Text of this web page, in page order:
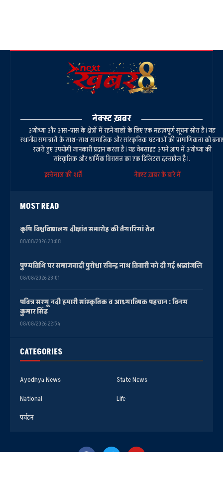
CATEGORIES
Ayodhya News
State News
National
Life
पर्यटन
नेक्स्ट ख़बर
अयोध्या और आस-पास के क्षेत्रों में रहने वालों के लिए एक महत्वपूर्ण सूचना स्रोत है। यह
स्थानीय समाचारों के साथ-साथ सामाजिक और सांस्कृतिक घटनाओं की प्रामाणिकता को बनाए
रखते हुए उपयोगी जानकारी प्रदान करता है। यह वेबसाइट अपने आप में अयोध्या की
सांस्कृतिक और धार्मिक विरासत का एक डिजिटल दस्तावेज है।.
इस्तेमाल की शर्तें
नेक्स्ट ख़बर के बारे में
MOST READ
कृषि विश्वविद्यालय दीक्षांत समारोह की तैयारियां तेज
08/08/2026 23:08
पुण्यतिथि पर समाजवादी पुरोधा रविन्द्र नाथ तिवारी को दी गई श्रद्धांजलि
08/08/2026 23:01
पवित्र सरयू नदी हमारी सांस्कृतिक व आध्यात्मिक पहचान : विनय
कुमार सिंह
08/08/2026 22:54